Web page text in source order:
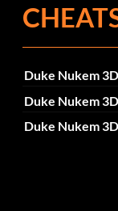
Duke Nukem
Duke Nukem
Duke Nukem